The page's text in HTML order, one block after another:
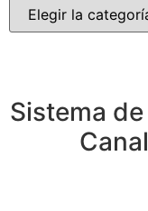
Sistema